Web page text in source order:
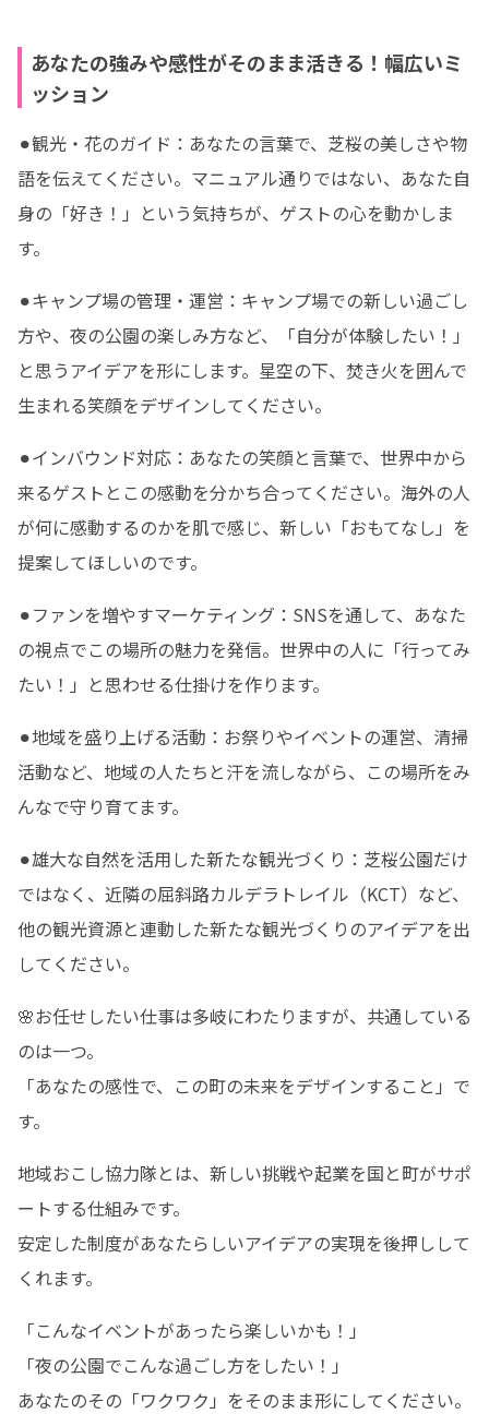
あなたの強みや感性がそのまま活きる！幅広いミ
ッション
⚫︎観光・花のガイド：あなたの言葉で、芝桜の美しさや物
語を伝えてください。マニュアル通りではない、あなた自
身の「好き！」という気持ちが、ゲストの心を動かしま
す。
⚫︎キャンプ場の管理・運営：キャンプ場での新しい過ごし
方や、夜の公園の楽しみ方など、「自分が体験したい！」
と思うアイデアを形にします。星空の下、焚き火を囲んで
生まれる笑顔をデザインしてください。
⚫︎インバウンド対応：あなたの笑顔と言葉で、世界中から
来るゲストとこの感動を分かち合ってください。海外の人
が何に感動するのかを肌で感じ、新しい「おもてなし」を
提案してほしいのです。
⚫︎ファンを増やすマーケティング：SNSを通して、あなた
の視点でこの場所の魅力を発信。世界中の人に「行ってみ
たい！」と思わせる仕掛けを作ります。
⚫︎地域を盛り上げる活動：お祭りやイベントの運営、清掃
活動など、地域の人たちと汗を流しながら、この場所をみ
んなで守り育てます。
⚫︎雄大な自然を活用した新たな観光づくり：芝桜公園だけ
ではなく、近隣の屈斜路カルデラトレイル（KCT）など、
他の観光資源と連動した新たな観光づくりのアイデアを出
してください。
🌸お任せしたい仕事は多岐にわたりますが、共通している
のは一つ。
「あなたの感性で、この町の未来をデザインすること」で
す。
地域おこし協力隊とは、新しい挑戦や起業を国と町がサポ
ートする仕組みです。
安定した制度があなたらしいアイデアの実現を後押しして
くれます。
「こんなイベントがあったら楽しいかも！」
「夜の公園でこんな過ごし方をしたい！」
あなたのその「ワクワク」をそのまま形にしてください。